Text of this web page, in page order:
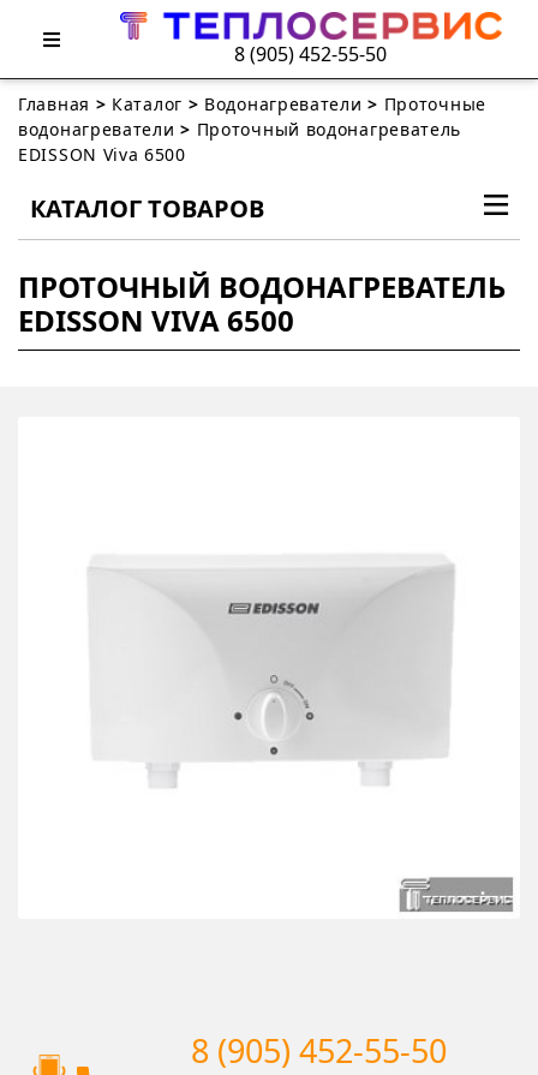
8 (905) 452-55-50
Главная > Каталог > Водонагреватели > Проточные
водонагреватели > Проточный водонагреватель
EDISSON Viva 6500
КАТАЛОГ ТОВАРОВ
ПРОТОЧНЫЙ ВОДОНАГРЕВАТЕЛЬ
EDISSON VIVA 6500
8 (905) 452-55-50